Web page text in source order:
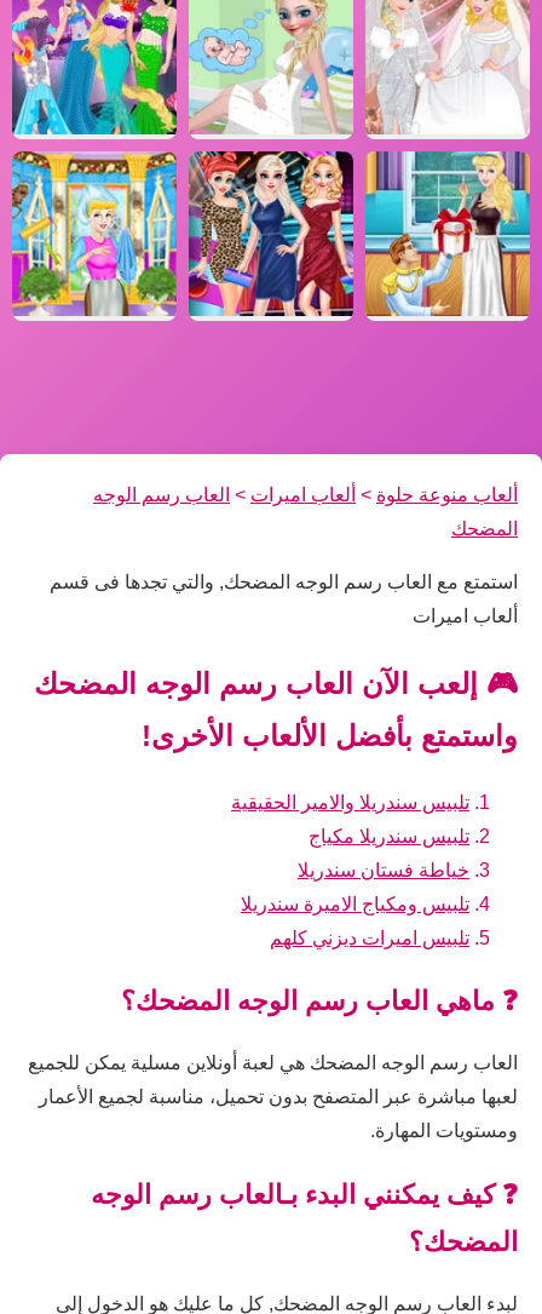
ألعاب منوعة حلوة > ألعاب اميرات > العاب رسم الوجه
المضحك
استمتع مع العاب رسم الوجه المضحك, والتي تجدها فى قسم
ألعاب اميرات
🎮 إلعب الآن العاب رسم الوجه المضحك
واستمتع بأفضل الألعاب الأخرى!
تلبيس سندريلا والامير الحقيقية
تلبيس سندريلا مكياج
خياطة فستان سندريلا
تلبيس ومكياج الاميرة سندريلا
تلبيس اميرات ديزني كلهم
❓ ماهي العاب رسم الوجه المضحك؟
العاب رسم الوجه المضحك هي لعبة أونلاين مسلية يمكن للجميع
لعبها مباشرة عبر المتصفح بدون تحميل، مناسبة لجميع الأعمار
ومستويات المهارة.
❓ كيف يمكنني البدء بـالعاب رسم الوجه
المضحك؟
لبدء العاب رسم الوجه المضحك, كل ما عليك هو الدخول إلى